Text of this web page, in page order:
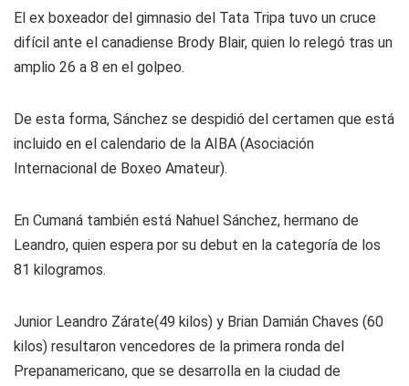
El ex boxeador del gimnasio del Tata Tripa tuvo un cruce
difícil ante el canadiense Brody Blair, quien lo relegó tras un
amplio 26 a 8 en el golpeo.
De esta forma, Sánchez se despidió del certamen que está
incluido en el calendario de la AIBA (Asociación
Internacional de Boxeo Amateur).
En Cumaná también está Nahuel Sánchez, hermano de
Leandro, quien espera por su debut en la categoría de los
81 kilogramos.
Junior Leandro Zárate(49 kilos) y Brian Damián Chaves (60
kilos) resultaron vencedores de la primera ronda del
Prepanamericano, que se desarrolla en la ciudad de